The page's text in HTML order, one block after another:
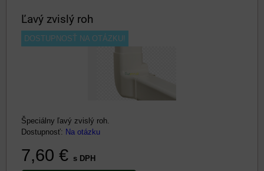
Ľavý zvislý roh
DOSTUPNOSŤ NA OTÁZKU!
Špeciálny ľavý zvislý roh.
Dostupnosť: Na otázku
7,60 € s DPH